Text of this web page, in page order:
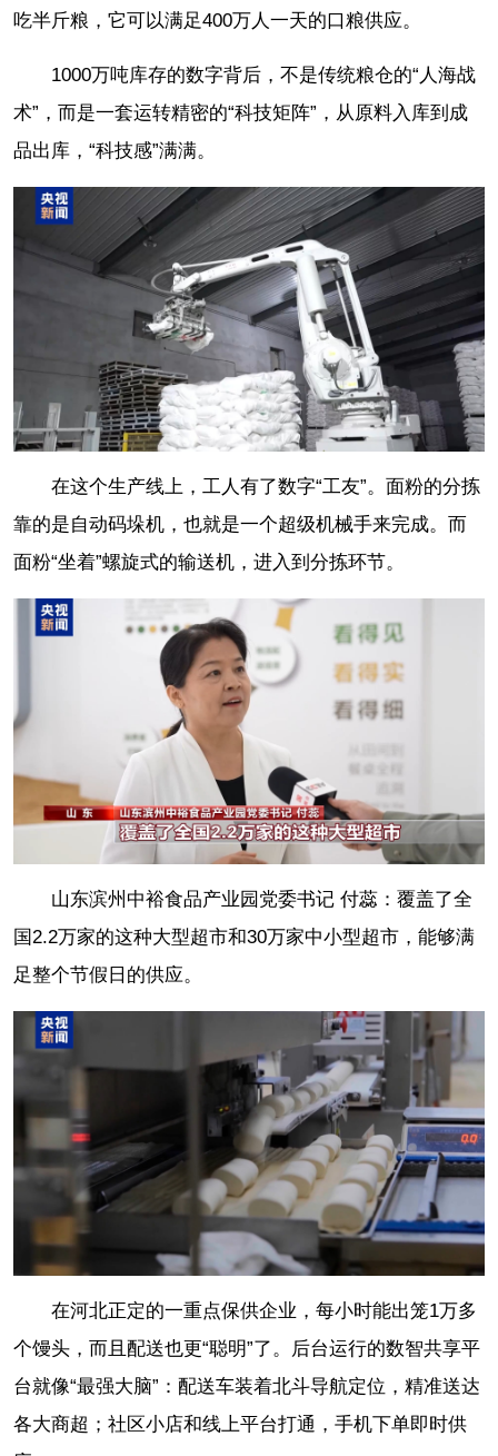
吃半斤粮，它可以满足400万人一天的口粮供应。
1000万吨库存的数字背后，不是传统粮仓的“人海战
术”，而是一套运转精密的“科技矩阵”，从原料入库到成
品出库，“科技感”满满。
在这个生产线上，工人有了数字“工友”。面粉的分拣
靠的是自动码垛机，也就是一个超级机械手来完成。而
面粉“坐着”螺旋式的输送机，进入到分拣环节。
山东滨州中裕食品产业园党委书记 付蕊：覆盖了全
国2.2万家的这种大型超市和30万家中小型超市，能够满
足整个节假日的供应。
在河北正定的一重点保供企业，每小时能出笼1万多
个馒头，而且配送也更“聪明”了。后台运行的数智共享平
台就像“最强大脑”：配送车装着北斗导航定位，精准送达
各大商超；社区小店和线上平台打通，手机下单即时供